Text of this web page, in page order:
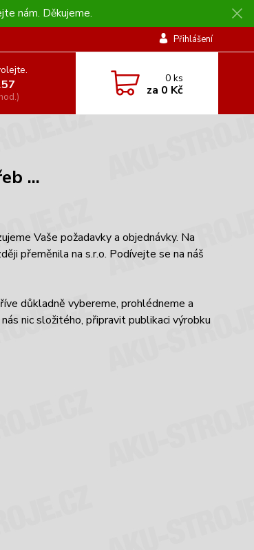
nám. Děkujeme.
Přihlášení
0ks
za 0 Kč
...
Vaše požadavky a objednávky. Na
přeměnila na s.r.o. Podívejte se na náš
důkladně vybereme, prohlédneme a
nic složitého, připravit publikaci výrobku